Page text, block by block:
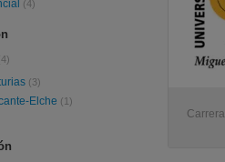
(4)
(3)
Elche (1)